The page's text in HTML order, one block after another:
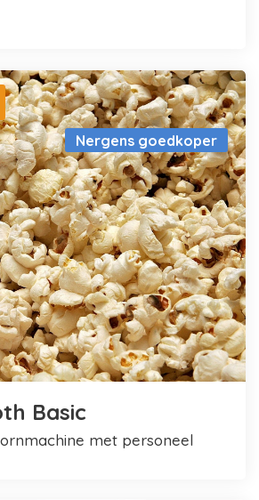
Nergens goedkoper
Basic
met personeel